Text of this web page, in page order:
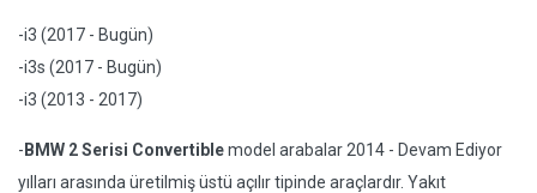
-i3 (2017 - Bugün)
-i3s (2017 - Bugün)
-i3 (2013 - 2017)
- BMW 2 Serisi Convertiblemodel arabalar 2014 - Devam Ediyor
yılları arasında üretilmiş üstü açılır tipinde araçlardır. Yakıt